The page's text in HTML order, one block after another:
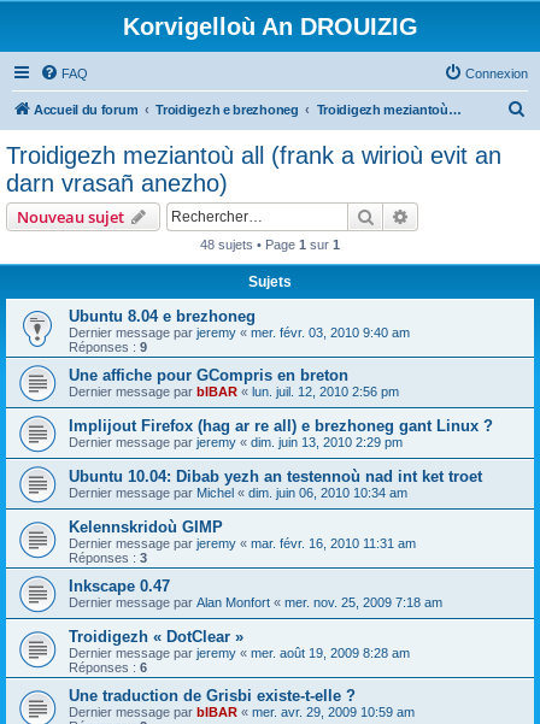
Korvigelloù An DROUIZIG
FAQ Connexion
Accueil du forum Troidigezh e brezhoneg Troidigezh meziantoù all (frank a wirioù evit an darn vrasañ anezho)
Troidigezh meziantoù all (frank a wirioù evit an
darn vrasañ anezho)
Nouveau sujet Rechercher
48 sujets • Page 1 sur 1
Sujets
Ubuntu 8.04 e brezhoneg
Dernier message par jeremy « mer. févr. 03, 2010 9:40 am
Réponses : 9
Une affiche pour GCompris en breton
Dernier message par bIBAR « lun. juil. 12, 2010 2:56 pm
Implijout Firefox (hag ar re all) e brezhoneg gant Linux ?
Dernier message par jeremy « dim. juin 13, 2010 2:29 pm
Ubuntu 10.04: Dibab yezh an testennoù nad int ket troet
Dernier message par Michel « dim. juin 06, 2010 10:34 am
Kelennskridoù GIMP
Dernier message par jeremy « mar. févr. 16, 2010 11:31 am
Réponses : 3
Inkscape 0.47
Dernier message par Alan Monfort « mer. nov. 25, 2009 7:18 am
Troidigezh « DotClear »
Dernier message par jeremy « mer. août 19, 2009 8:28 am
Réponses : 6
Une traduction de Grisbi existe-t-elle ?
Dernier message par bIBAR « mer. avr. 29, 2009 10:59 am